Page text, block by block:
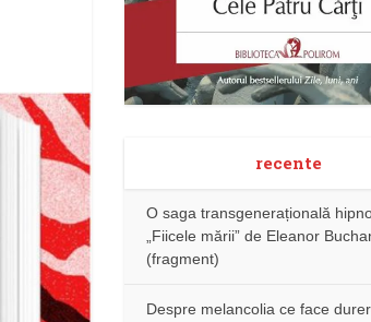
recente
O saga transgenerațională
„Fiicele mării” de Eleanor
(fragment)
Despre melancolia ce face